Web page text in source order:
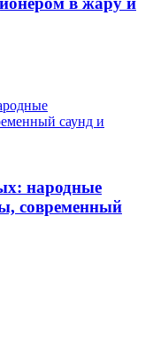
народные
современный